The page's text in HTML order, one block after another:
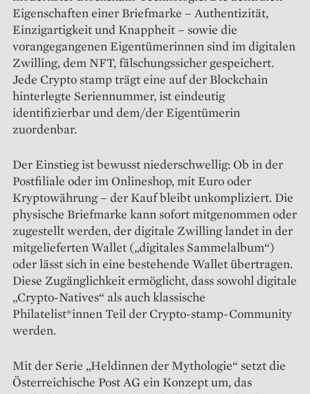
Eigenschaften einer Briefmarke – Authentizität,
Einzigartigkeit und Knappheit – sowie die
vorangegangenen Eigentümerinnen sind im digitalen
Zwilling, dem NFT, fälschungssicher gespeichert.
Jede Crypto stamp trägt eine auf der Blockchain
hinterlegte Seriennummer, ist eindeutig
identifizierbar und dem/der Eigentümerin
zuordenbar.
Der Einstieg ist bewusst niederschwellig: Ob in der
Postfiliale oder im Onlineshop, mit Euro oder
Kryptowährung – der Kauf bleibt unkompliziert. Die
physische Briefmarke kann sofort mitgenommen oder
zugestellt werden, der digitale Zwilling landet in der
mitgelieferten Wallet („digitales Sammelalbum“)
oder lässt sich in eine bestehende Wallet übertragen.
Diese Zugänglichkeit ermöglicht, dass sowohl digitale
„Crypto-Natives“ als auch klassische
Philatelist*innen Teil der Crypto-stamp-Community
werden.
Mit der Serie „Heldinnen der Mythologie“ setzt die
Österreichische Post AG ein Konzept um, das